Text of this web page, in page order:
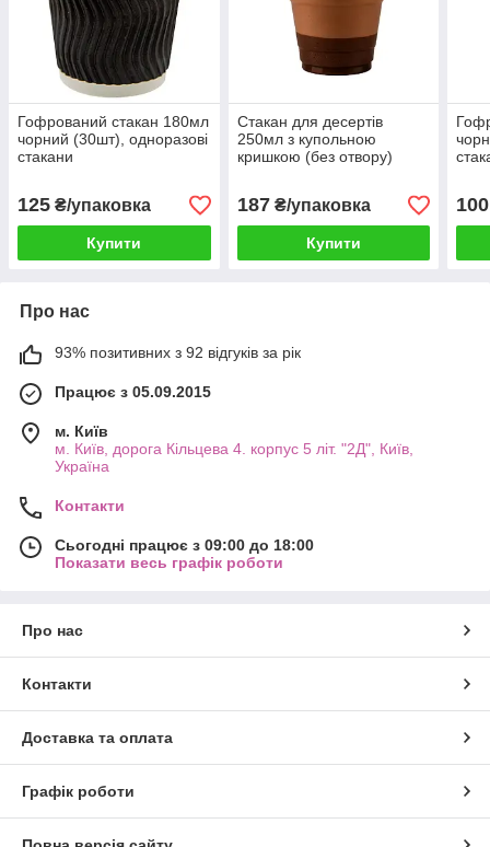
Гофрований стакан 180мл
чорний (30шт), одноразові
стакани
125 ₴/упаковка
Купити
Стакан для десертів
250мл з купольною
кришкою (без отвору)
кришками купольними для
кондитерки
187₴/упаковка
Купити
100
Про нас
93% позитивних з 92 відгуків за рік
Працює з 05.09.2015
м. Київ
м. Київ, дорога Кільцева 4. корпус 5 літ. "2Д", Київ,
Україна
Контакти
Сьогодні працює з 09:00 до 18:00
Показати весь графік роботи
Про нас
Контакти
Доставка та оплата
Графік роботи